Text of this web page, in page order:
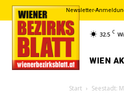
Newsletter-
32.5 C
WIEN
Start Seestadt: